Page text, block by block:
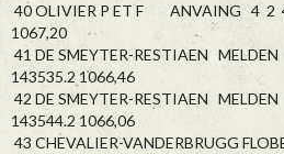
40 OLIVIER P ET F ANVAING 4 2
1067,20
41 DE SMEYTER-RESTIAEN
143535.2 1066,46
42 DE SMEYTER-RESTIAEN
143544.2 1066,06
43 CHEVALIER-VANDERBRUGG